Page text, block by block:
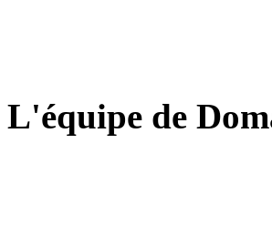
L'équipe de